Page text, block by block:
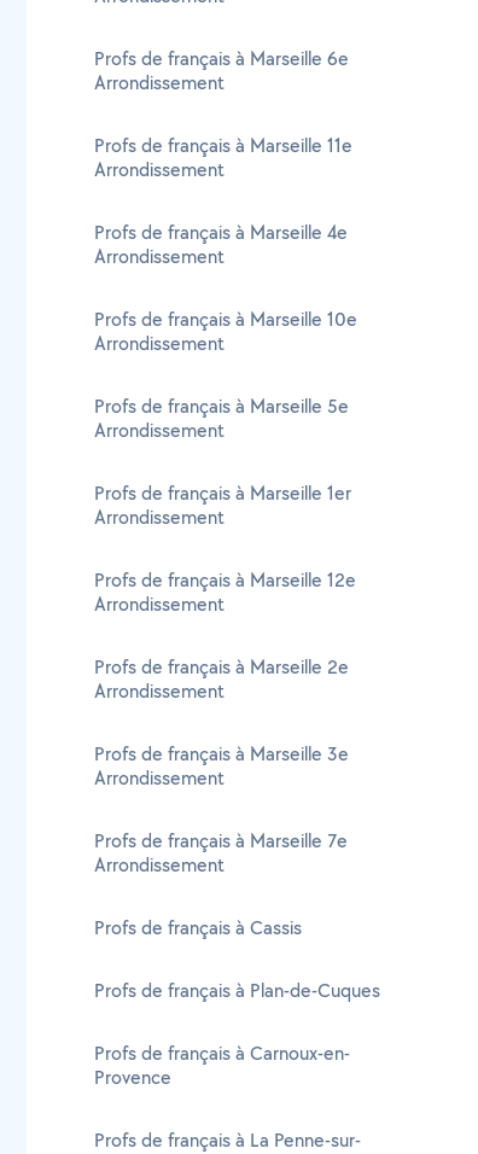
Profs de français à Marseille 6e
Arrondissement
Profs de français à Marseille 11e
Arrondissement
Profs de français à Marseille 4e
Arrondissement
Profs de français à Marseille 10e
Arrondissement
Profs de français à Marseille 5e
Arrondissement
Profs de français à Marseille 1er
Arrondissement
Profs de français à Marseille 12e
Arrondissement
Profs de français à Marseille 2e
Arrondissement
Profs de français à Marseille 3e
Arrondissement
Profs de français à Marseille 7e
Arrondissement
Profs de français à Cassis
Profs de français à Plan-de-Cuques
Profs de français à Carnoux-en-
Provence
Profs de français à La Penne-sur-